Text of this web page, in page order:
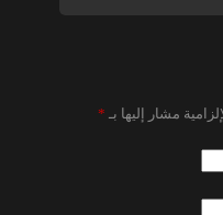
مشار إليها بـ *